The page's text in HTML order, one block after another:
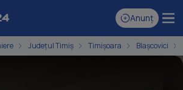
Anunț
Județul Timiș Timișoara Blașcovici